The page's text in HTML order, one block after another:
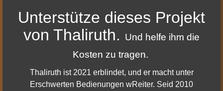
Mehr Details dazu
Unterstütze dieses Projekt
von Thaliruth.
Und helfe ihm die
Kosten zu tragen.
Thaliruth ist 2021 erblindet, und er macht unter
Erschwerten Bedienungen wReiter. Seid 2010